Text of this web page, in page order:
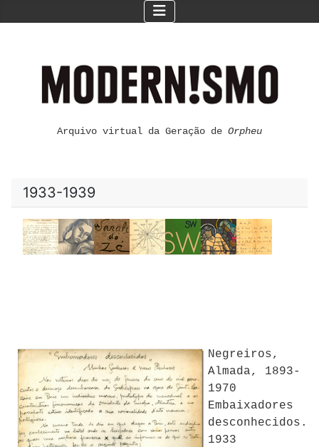
Arquivo virtual da Geração de Orpheu
1933-1939
Negreiros,
Almada, 1893-
1970
Embaixadores
desconhecidos.
1933